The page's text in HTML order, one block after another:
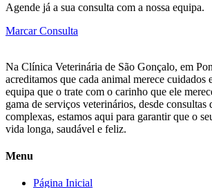
Agende já a sua consulta com a nossa equipa.
Marcar Consulta
Na Clínica Veterinária de São Gonçalo, em
acreditamos que cada animal merece cuidados
equipa que o trate com o carinho que ele
gama de serviços veterinários, desde consultas
complexas, estamos aqui para garantir que o
vida longa, saudável e feliz.
Menu
Página Inicial